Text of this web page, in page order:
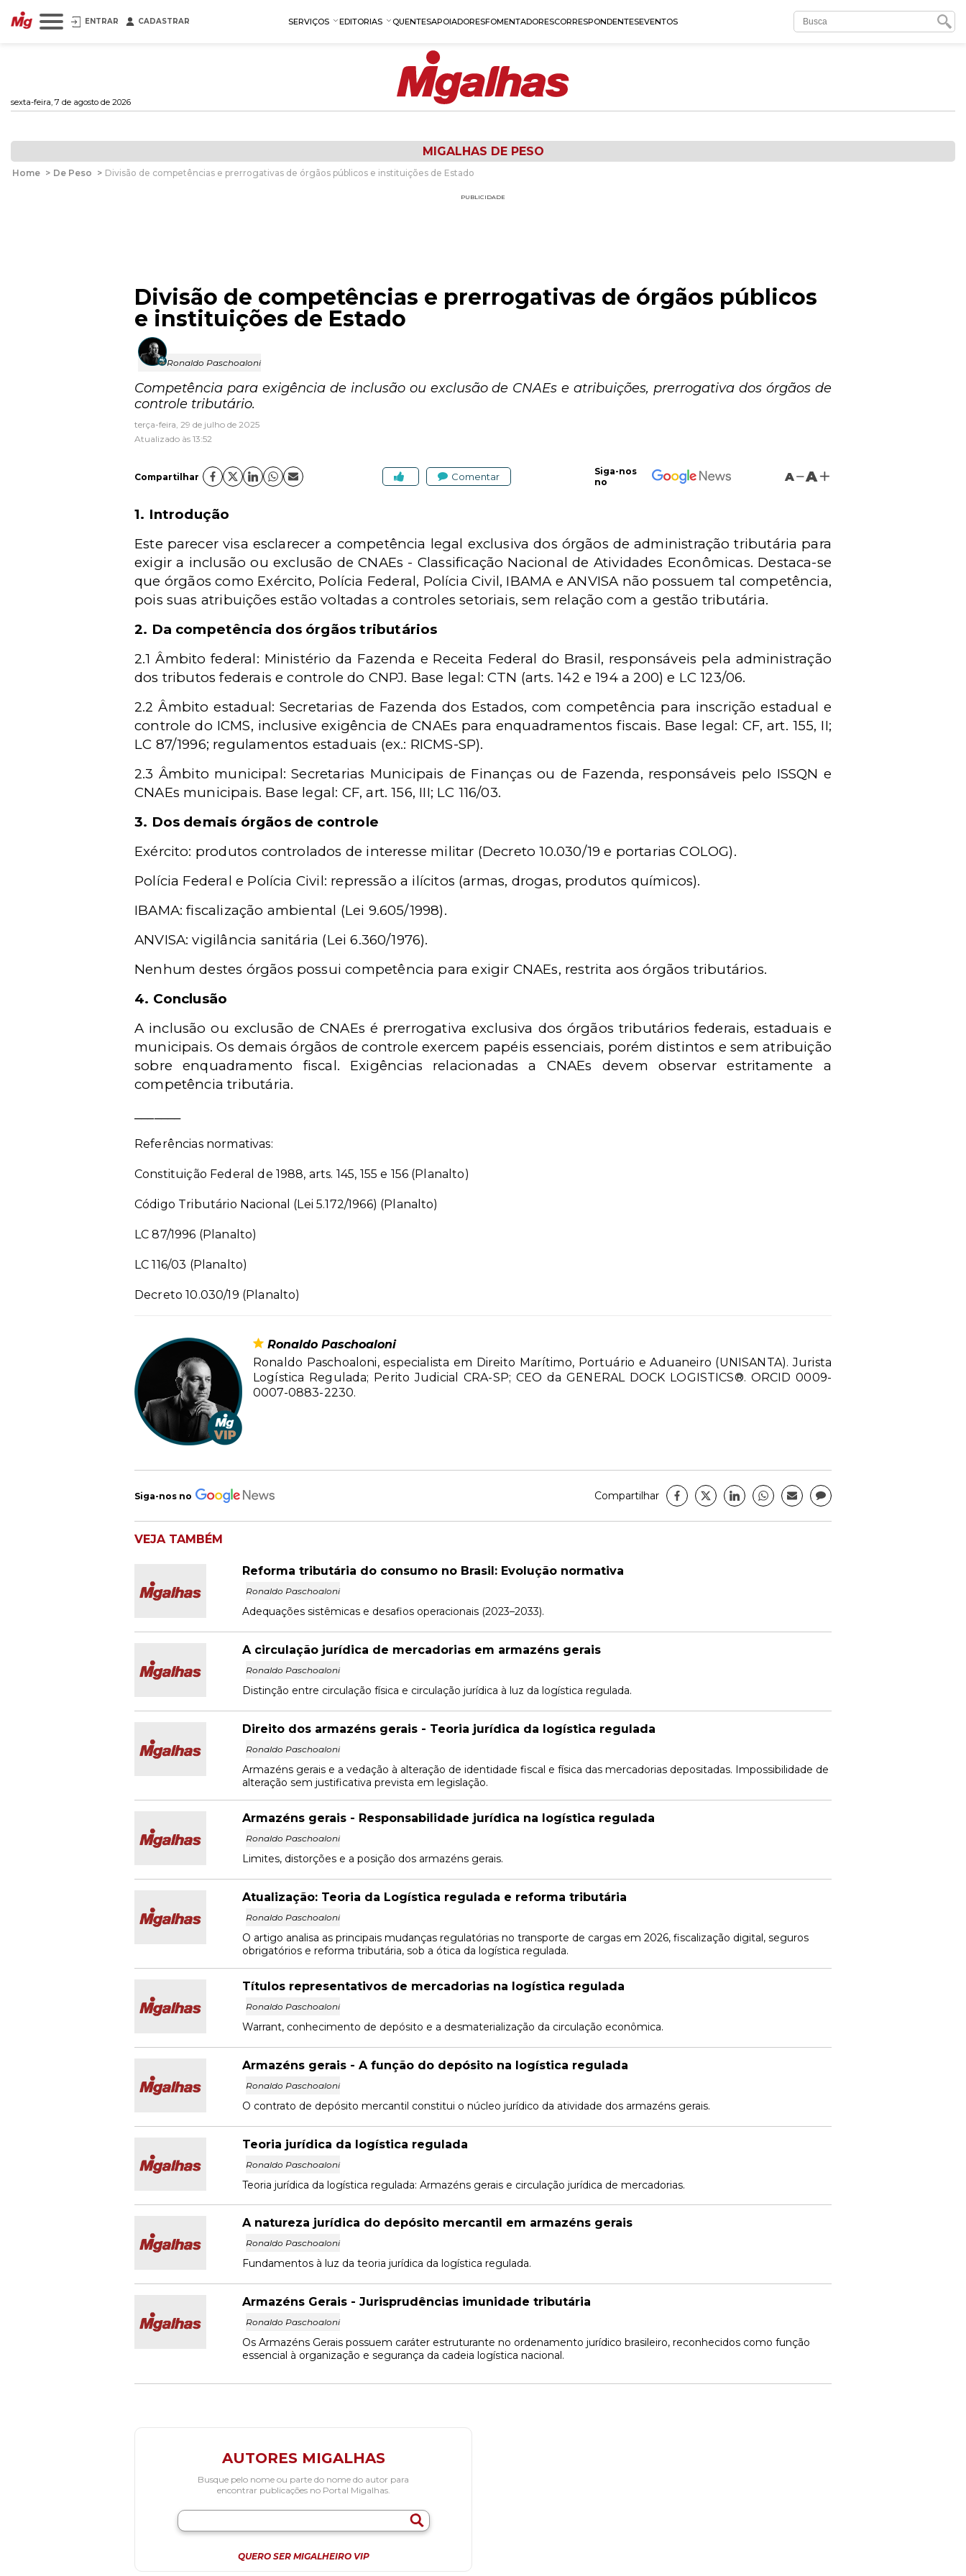
ENTRAR CADASTRAR SERVIÇOS EDITORIAS QUENTESAPOIADORESFOMENTADORESCORRESPONDENTESEVENTOS
sexta-feira, 7 de agosto de 2026
MIGALHAS DE PESO
Home > De Peso > Divisão de competências e prerrogativas de órgãos públicos e instituições de Estado
PUBLICIDADE
Divisão de competências e prerrogativas de órgãos públicos
e instituições de Estado
Ronaldo Paschoaloni
Competência para exigência de inclusão ou exclusão de CNAEs e atribuições, prerrogativa dos órgãos de
controle tributário.
terça-feira, 29 de julho de 2025
Atualizado às 13:52
Compartilhar Comentar
Siga-nos
no
A A
1. Introdução
Este parecer visa esclarecer a competência legal exclusiva dos órgãos de administração tributária para
exigir a inclusão ou exclusão de CNAEs - Classificação Nacional de Atividades Econômicas. Destaca-se
que órgãos como Exército, Polícia Federal, Polícia Civil, IBAMA e ANVISA não possuem tal competência,
pois suas atribuições estão voltadas a controles setoriais, sem relação com a gestão tributária.
2. Da competência dos órgãos tributários
2.1 Âmbito federal: Ministério da Fazenda e Receita Federal do Brasil, responsáveis pela administração
dos tributos federais e controle do CNPJ. Base legal: CTN (arts. 142 e 194 a 200) e LC 123/06.
2.2 Âmbito estadual: Secretarias de Fazenda dos Estados, com competência para inscrição estadual e
controle do ICMS, inclusive exigência de CNAEs para enquadramentos fiscais. Base legal: CF, art. 155, II;
LC 87/1996; regulamentos estaduais (ex.: RICMS-SP).
2.3 Âmbito municipal: Secretarias Municipais de Finanças ou de Fazenda, responsáveis pelo ISSQN e
CNAEs municipais. Base legal: CF, art. 156, III; LC 116/03.
3. Dos demais órgãos de controle
Exército: produtos controlados de interesse militar (Decreto 10.030/19 e portarias COLOG).
Polícia Federal e Polícia Civil: repressão a ilícitos (armas, drogas, produtos químicos).
IBAMA: fiscalização ambiental (Lei 9.605/1998).
ANVISA: vigilância sanitária (Lei 6.360/1976).
Nenhum destes órgãos possui competência para exigir CNAEs, restrita aos órgãos tributários.
4. Conclusão
A inclusão ou exclusão de CNAEs é prerrogativa exclusiva dos órgãos tributários federais, estaduais e
municipais. Os demais órgãos de controle exercem papéis essenciais, porém distintos e sem atribuição
sobre enquadramento fiscal. Exigências relacionadas a CNAEs devem observar estritamente a
competência tributária.
Referências normativas:
Constituição Federal de 1988, arts. 145, 155 e 156 (Planalto)
Código Tributário Nacional (Lei 5.172/1966) (Planalto)
LC 87/1996 (Planalto)
LC 116/03 (Planalto)
Decreto 10.030/19 (Planalto)
Ronaldo Paschoaloni
Ronaldo Paschoaloni, especialista em Direito Marítimo, Portuário e Aduaneiro (UNISANTA). Jurista
Logística Regulada; Perito Judicial CRA-SP; CEO da GENERAL DOCK LOGISTICS®. ORCID 0009-
0007-0883-2230.
Siga-nos no Compartilhar
VEJA TAMBÉM
Reforma tributária do consumo no Brasil: Evolução normativa
Ronaldo Paschoaloni
Adequações sistêmicas e desafios operacionais (2023–2033).
A circulação jurídica de mercadorias em armazéns gerais
Ronaldo Paschoaloni
Distinção entre circulação física e circulação jurídica à luz da logística regulada.
Direito dos armazéns gerais - Teoria jurídica da logística regulada
Ronaldo Paschoaloni
Armazéns gerais e a vedação à alteração de identidade fiscal e física das mercadorias depositadas. Impossibilidade de
alteração sem justificativa prevista em legislação.
Armazéns gerais - Responsabilidade jurídica na logística regulada
Ronaldo Paschoaloni
Limites, distorções e a posição dos armazéns gerais.
Atualização: Teoria da Logística regulada e reforma tributária
Ronaldo Paschoaloni
O artigo analisa as principais mudanças regulatórias no transporte de cargas em 2026, fiscalização digital, seguros
obrigatórios e reforma tributária, sob a ótica da logística regulada.
Títulos representativos de mercadorias na logística regulada
Ronaldo Paschoaloni
Warrant, conhecimento de depósito e a desmaterialização da circulação econômica.
Armazéns gerais - A função do depósito na logística regulada
Ronaldo Paschoaloni
O contrato de depósito mercantil constitui o núcleo jurídico da atividade dos armazéns gerais.
Teoria jurídica da logística regulada
Ronaldo Paschoaloni
Teoria jurídica da logística regulada: Armazéns gerais e circulação jurídica de mercadorias.
A natureza jurídica do depósito mercantil em armazéns gerais
Ronaldo Paschoaloni
Fundamentos à luz da teoria jurídica da logística regulada.
Armazéns Gerais - Jurisprudências imunidade tributária
Ronaldo Paschoaloni
Os Armazéns Gerais possuem caráter estruturante no ordenamento jurídico brasileiro, reconhecidos como função
essencial à organização e segurança da cadeia logística nacional.
AUTORES MIGALHAS
Busque pelo nome ou parte do nome do autor para
encontrar publicações no Portal Migalhas.
QUERO SER MIGALHEIRO VIP